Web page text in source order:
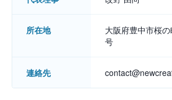
所在地
大阪府豊中市桜
号
連絡先